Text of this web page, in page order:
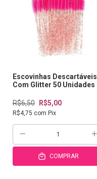
Escovinhas Descartáveis
Com Glitter 50 Unidades
R$6,50 R$5,00
R$4,75 com Pix
COMPRAR